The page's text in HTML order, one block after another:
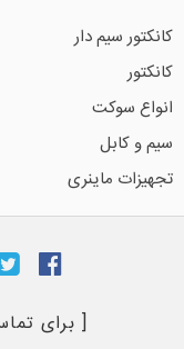
کانکتور سیم دار
کانکتور
انواع سوکت
سیم و کابل
تجهیزات ماینری
[ برای